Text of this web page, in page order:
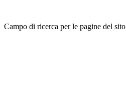
Campo di ricerca per le pagine del sito